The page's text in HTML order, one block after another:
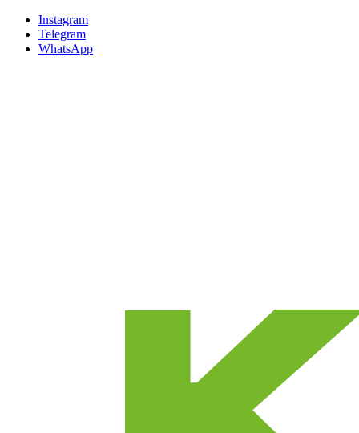
Instagram
Telegram
WhatsApp